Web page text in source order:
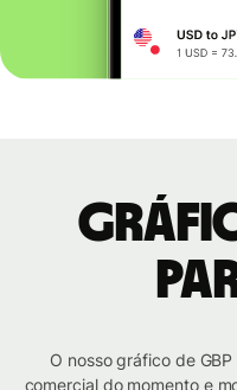
O nosso gráfico de
comercial do momento e